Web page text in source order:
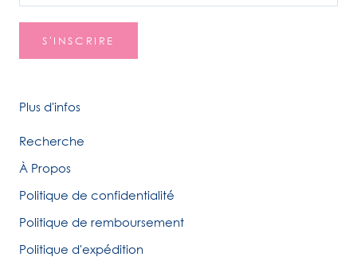
S'INSCRIRE
Plus d'infos
Recherche
À Propos
Politique de confidentialité
Politique de remboursement
Politique d'expédition